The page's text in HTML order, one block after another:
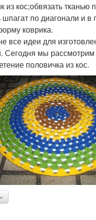
тряпок
лоскутов
из кос;обвязать тканью
шпагат по диагонали и
коврика.
все идеи для
Сегодня мы рассмотрим
половичка из кос.